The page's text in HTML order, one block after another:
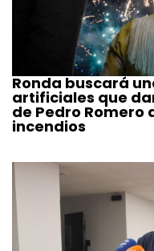
Ronda buscará
artificiales que
de Pedro Romero
incendios